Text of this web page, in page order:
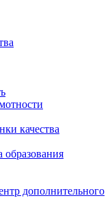
качества
образования
дополнительного